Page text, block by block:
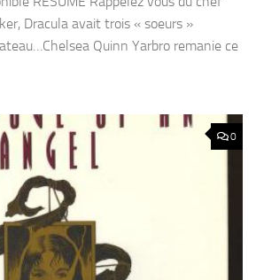
Dracula avait trois « soeurs »
Quinn Yarbro remanie ce
0